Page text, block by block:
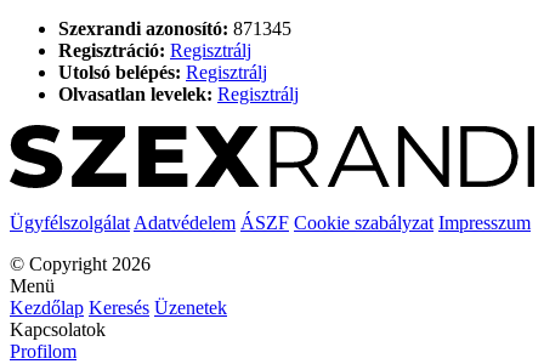
Szexrandi azonosító: 871345
Regisztráció: Regisztrálj
Utolsó belépés: Regisztrálj
Olvasatlan levelek: Regisztrálj
Ügyfélszolgálat Adatvédelem ÁSZF Cookie szabályzat Impresszum
© Copyright 2026
Menü
Kezdőlap Keresés Üzenetek
Kapcsolatok
Profilom